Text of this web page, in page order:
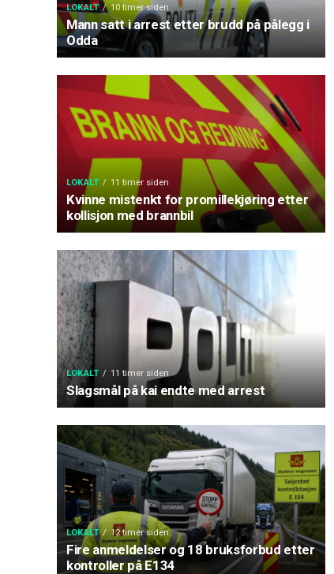
LOKALT 10 timer siden
Mann satt i arrest etter brudd på pålegg i
Odda
LOKALT 11 timer siden
Kvinne mistenkt for promillekjøring etter
kollisjon med brannbil
LOKALT 11 timer siden
Slagsmål på kai endte med arrest
LOKALT 12 timer siden
Fire anmeldelser og 18 bruksforbud etter
kontroller på E134